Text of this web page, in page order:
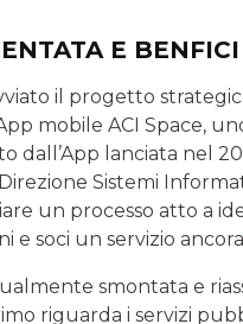
E BENFICI
il progetto
mobile ACI Space,
dall’App lanciata nel
Sistemi
un processo atto a
e soci un servizio
smontata e
riguarda i servizi